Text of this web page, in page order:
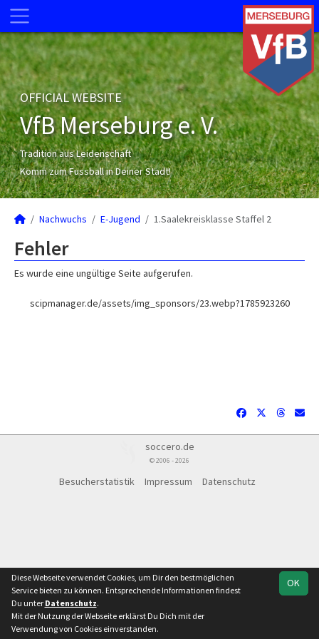
OFFICIAL WEBSITE
VfB Merseburg e. V.
Tradition aus Leidenschaft
Komm zum Fussball in Deiner Stadt!
Nachwuchs E-Jugend 1.Saalekreisklasse Staffel 2
Team
Fehler
Es wurde eine ungültige Seite aufgerufen.
scipmanager.de/assets/img_sponsors/23.webp?1785923260
soccero.de
© 2006 - 2026
Besucherstatistik Impressum Datenschutz
OK
Diese Webseite verwendet Cookies, um Dir den bestmöglichen
Service bieten zu können. Entsprechende Informationen findest
Du unter Datenschutz.
Mit der Nutzung der Webseite erklärst Du Dich mit der
Verwendung von Cookies einverstanden.